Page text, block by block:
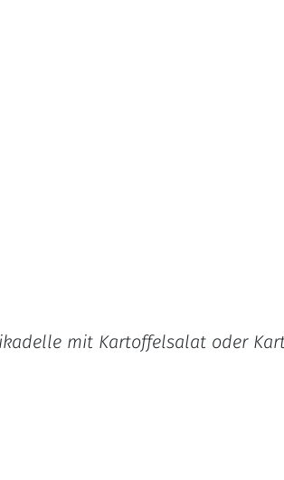
mit Kartoffelsalat oder